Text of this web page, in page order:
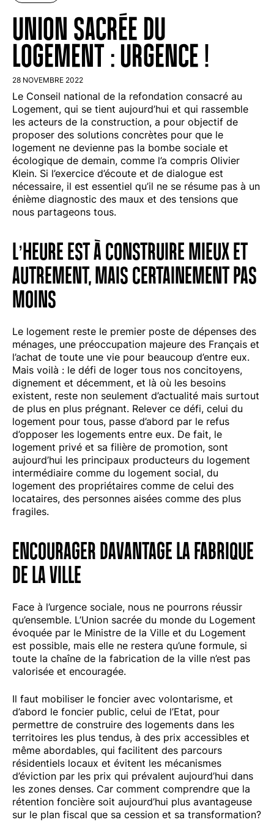
UNION SACRÉE DU
LOGEMENT : URGENCE !
28 NOVEMBRE 2022
Le Conseil national de la refondation consacré au
Logement, qui se tient aujourd’hui et qui rassemble
les acteurs de la construction, a pour objectif de
proposer des solutions concrètes pour que le
logement ne devienne pas la bombe sociale et
écologique de demain, comme l’a compris Olivier
Klein. Si l’exercice d’écoute et de dialogue est
nécessaire, il est essentiel qu’il ne se résume pas à un
énième diagnostic des maux et des tensions que
nous partageons tous.
L’HEURE EST À CONSTRUIRE MIEUX ET
AUTREMENT, MAIS CERTAINEMENT PAS
MOINS
Le logement reste le premier poste de dépenses des
ménages, une préoccupation majeure des Français et
l’achat de toute une vie pour beaucoup d’entre eux.
Mais voilà : le défi de loger tous nos concitoyens,
dignement et décemment, et là où les besoins
existent, reste non seulement d’actualité mais surtout
de plus en plus prégnant. Relever ce défi, celui du
logement pour tous, passe d’abord par le refus
d’opposer les logements entre eux. De fait, le
logement privé et sa filière de promotion, sont
aujourd’hui les principaux producteurs du logement
intermédiaire comme du logement social, du
logement des propriétaires comme de celui des
locataires, des personnes aisées comme des plus
fragiles.
ENCOURAGER DAVANTAGE LA FABRIQUE
DE LA VILLE
Face à l’urgence sociale, nous ne pourrons réussir
qu’ensemble. L’Union sacrée du monde du Logement
évoquée par le Ministre de la Ville et du Logement
est possible, mais elle ne restera qu’une formule, si
toute la chaîne de la fabrication de la ville n’est pas
valorisée et encouragée.
Il faut mobiliser le foncier avec volontarisme, et
d’abord le foncier public, celui de l’Etat, pour
permettre de construire des logements dans les
territoires les plus tendus, à des prix accessibles et
même abordables, qui facilitent des parcours
résidentiels locaux et évitent les mécanismes
d’éviction par les prix qui prévalent aujourd’hui dans
les zones denses. Car comment comprendre que la
rétention foncière soit aujourd’hui plus avantageuse
sur le plan fiscal que sa cession et sa transformation?